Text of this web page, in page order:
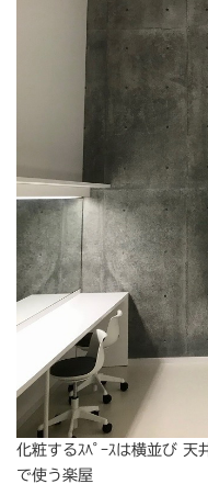
化粧するｽﾍﾟｰｽは横並び 天
で使う楽屋